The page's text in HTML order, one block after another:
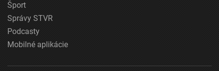
Šport
Správy STVR
Podcasty
Mobilné aplikácie